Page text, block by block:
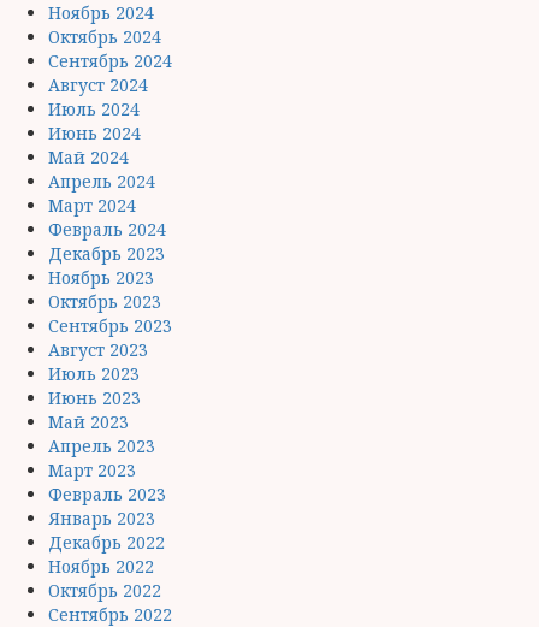
Ноябрь 2024
Октябрь 2024
Сентябрь 2024
Август 2024
Июль 2024
Июнь 2024
Май 2024
Апрель 2024
Март 2024
Февраль 2024
Декабрь 2023
Ноябрь 2023
Октябрь 2023
Сентябрь 2023
Август 2023
Июль 2023
Июнь 2023
Май 2023
Апрель 2023
Март 2023
Февраль 2023
Январь 2023
Декабрь 2022
Ноябрь 2022
Октябрь 2022
Сентябрь 2022